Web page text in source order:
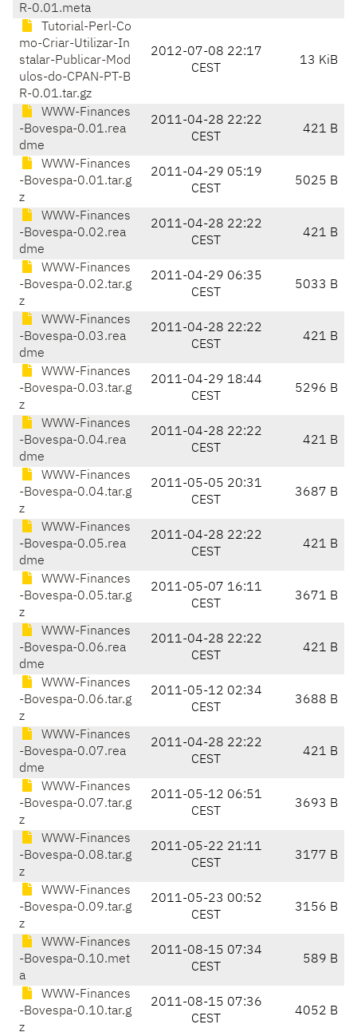
R-0.01.meta
Tutorial-Perl-Co
mo-Criar-Utilizar-In
stalar-Publicar-Mod
ulos-do-CPAN-PT-B
R-0.01.tar.gz
2012-07-08 22:17
CEST
13 KiB
WWW-Finances
-Bovespa-0.01.rea
dme
2011-04-28 22:22
CEST
421 B
WWW-Finances
-Bovespa-0.01.tar.g
z
2011-04-29 05:19
CEST
5025 B
WWW-Finances
-Bovespa-0.02.rea
dme
2011-04-28 22:22
CEST
421 B
WWW-Finances
-Bovespa-0.02.tar.g
z
2011-04-29 06:35
CEST
5033 B
WWW-Finances
-Bovespa-0.03.rea
dme
2011-04-28 22:22
CEST
421 B
WWW-Finances
-Bovespa-0.03.tar.g
z
2011-04-29 18:44
CEST
5296 B
WWW-Finances
-Bovespa-0.04.rea
dme
2011-04-28 22:22
CEST
421 B
WWW-Finances
-Bovespa-0.04.tar.g
z
2011-05-05 20:31
CEST
3687 B
WWW-Finances
-Bovespa-0.05.rea
dme
2011-04-28 22:22
CEST
421 B
WWW-Finances
-Bovespa-0.05.tar.g
z
2011-05-07 16:11
CEST
3671 B
WWW-Finances
-Bovespa-0.06.rea
dme
2011-04-28 22:22
CEST
421 B
WWW-Finances
-Bovespa-0.06.tar.g
z
2011-05-12 02:34
CEST
3688 B
WWW-Finances
-Bovespa-0.07.rea
dme
2011-04-28 22:22
CEST
421 B
WWW-Finances
-Bovespa-0.07.tar.g
z
2011-05-12 06:51
CEST
3693 B
WWW-Finances
-Bovespa-0.08.tar.g
z
2011-05-22 21:11
CEST
3177 B
WWW-Finances
-Bovespa-0.09.tar.g
z
2011-05-23 00:52
CEST
3156 B
WWW-Finances
-Bovespa-0.10.met
a
2011-08-15 07:34
CEST
589 B
WWW-Finances
-Bovespa-0.10.tar.g
z
2011-08-15 07:36
CEST
4052 B